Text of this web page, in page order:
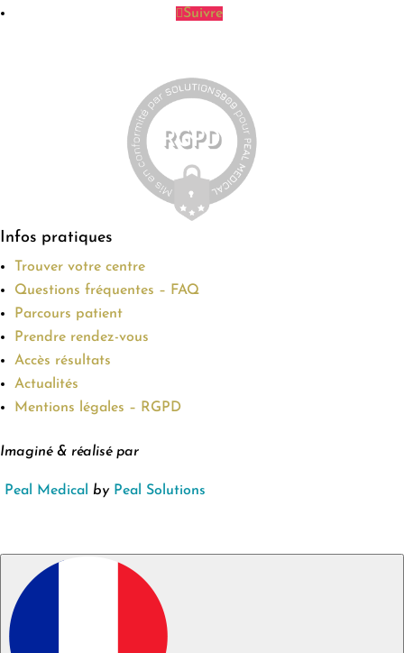
Suivre
Infos pratiques
Trouver votre centre
Questions fréquentes – FAQ
Parcours patient
Prendre rendez-vous
Accès résultats
Actualités
Mentions légales – RGPD
Imaginé & réalisé par
Peal Medical by Peal Solutions